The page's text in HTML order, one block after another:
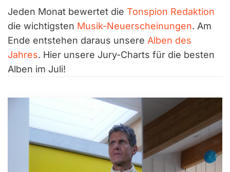
Jeden Monat bewertet die Tonspion Redaktion
die wichtigsten Musik-Neuerscheinungen. Am
Ende entstehen daraus unsere Alben des
Jahres. Hier unsere Jury-Charts für die besten
Alben im Juli!